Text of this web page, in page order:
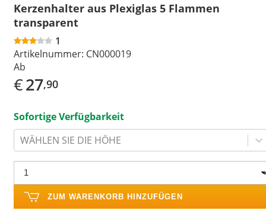
Kerzenhalter aus Plexiglas 5 Flammen
transparent
1
Artikelnummer: CN000019
Ab
€27,90
Sofortige Verfügbarkeit
WÄHLEN SIE DIE HÖHE
ZUM WARENKORB HINZUFÜGEN